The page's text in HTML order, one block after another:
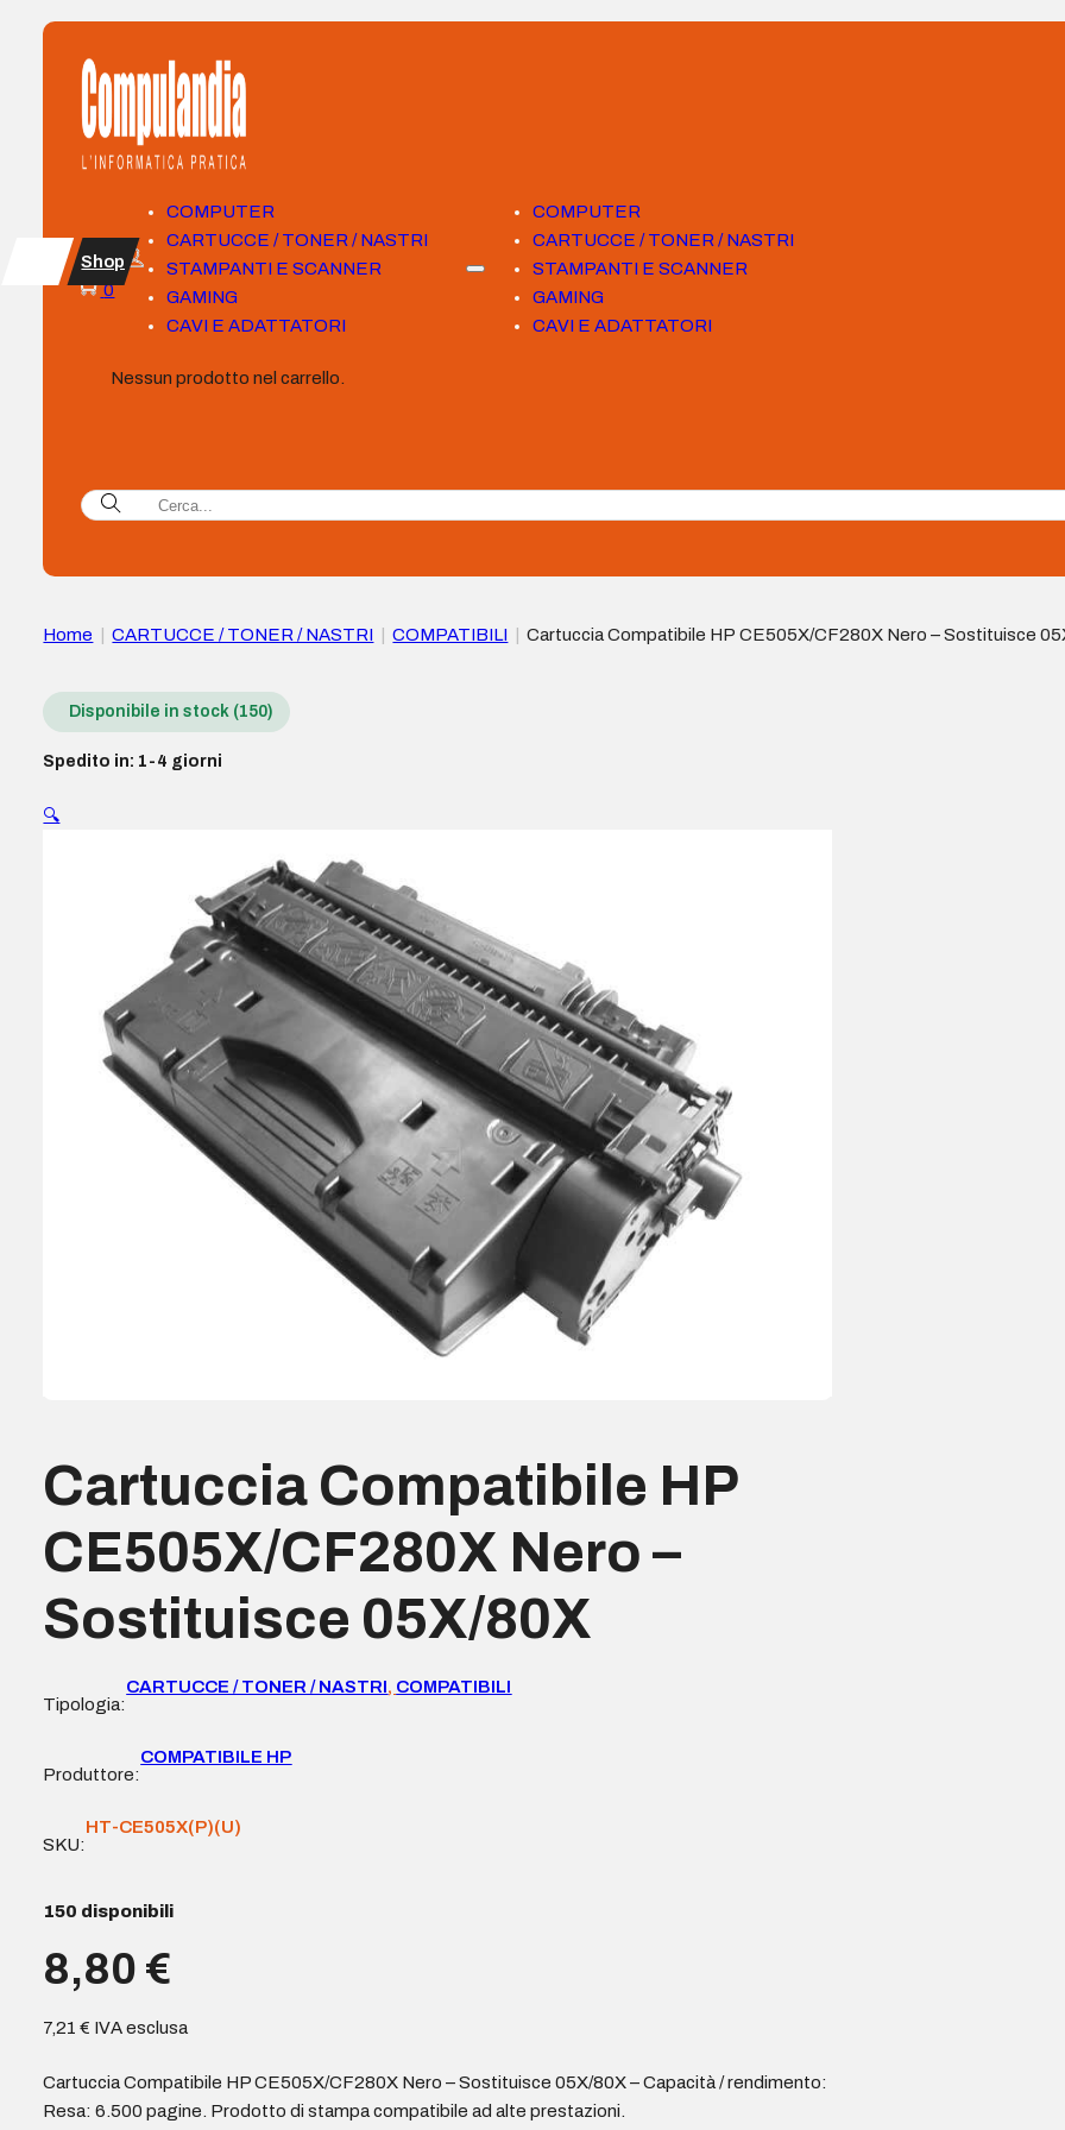
COMPUTER
CARTUCCE / TONER / NASTRI
STAMPANTI E SCANNER
GAMING
CAVI E ADATTATORI
COMPUTER
CARTUCCE / TONER / NASTRI
STAMPANTI E SCANNER
GAMING
CAVI E ADATTATORI
Shop
0
Nessun prodotto nel carrello.
Home CARTUCCE / TONER / NASTRI COMPATIBILI Cartuccia Compatibile HP CE505X/CF280X Nero – Sostituisce
Disponibile in stock (150)
Spedito in: 1-4 giorni
🔍
Cartuccia Compatibile HP
CE505X/CF280X Nero –
Sostituisce 05X/80X
Tipologia:
CARTUCCE / TONER / NASTRI, COMPATIBILI
Produttore:
COMPATIBILE HP
SKU:
HT-CE505X(P)(U)
150 disponibili
8,80 €
7,21€ IVA esclusa
Cartuccia Compatibile HP CE505X/CF280X Nero – Sostituisce 05X/80X – Capacità / rendimento:
Resa: 6.500 pagine. Prodotto di stampa compatibile ad alte prestazioni.